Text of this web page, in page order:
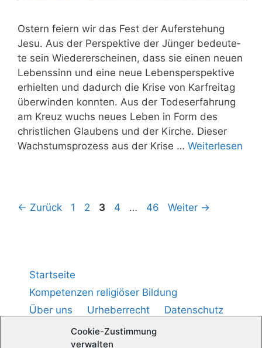
Cookie-Zustimmung
verwalten
Ostern fei­ern wir das Fest der Auf­er­ste­hung
Jesu. Aus der Per­spek­ti­ve der Jün­ger bedeu­te­
te sein Wie­der­erschei­nen, dass sie einen neu­en
Lebens­sinn und eine neue Lebens­per­spek­ti­ve
erhiel­ten und dadurch die Kri­se von Kar­frei­tag
über­win­den konn­ten. Aus der Todes­er­fah­rung
am Kreuz wuchs neu­es Leben in Form des
christ­li­chen Glau­bens und der Kir­che. Die­ser
Wachs­tums­pro­zess aus der Kri­se … Wei­ter­le­sen
← Zurück 1 2 3 4 … 46 Weiter →
Startseite
Kompetenzen religiöser Bildung
Über uns
Urheberrecht
Datenschutz
Impressum
Cookie-Richtlinie (